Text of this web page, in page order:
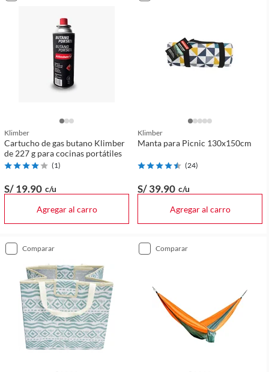
Klimber
Cartucho de gas butano Klimber
de 227 g para cocinas portátiles
(1)
S/ 19.90 c/u
Agregar al carro
Klimber
Manta para Picnic 130x150cm
(24)
S/ 39.90 c/u
Agregar al carro
comparar comparar